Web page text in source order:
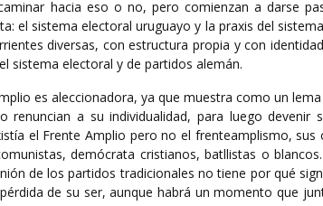
hacia eso o no, pero comienzan a darse
el sistema electoral uruguayo y la praxis del
diversas, con estructura propia y con
sistema electoral y de partidos alemán.
es aleccionadora, ya que muestra como un
renuncian a su individualidad, para luego devenir
el Frente Amplio pero no el frenteamplismo,
demócrata cristianos, batllistas o
de los partidos tradicionales no tiene por qué
de su ser, aunque habrá un momento que